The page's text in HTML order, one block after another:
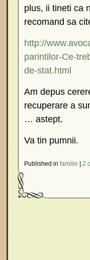
plus, ii tineti ca
recomand sa
http://
parintilor-Ce-
de-stat.html
Am depus
recuperare a
… astept.
Va tin pumnii.
Published in familie 2